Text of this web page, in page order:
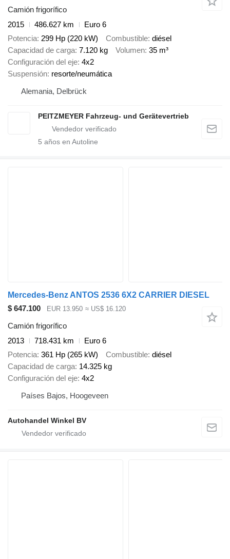
Camión frigorífico
2015
486.627 km
Euro 6
Potencia 299 Hp (220 kW) Combustible diésel
Capacidad de carga 7.120 kg Volumen 35 m³
Configuración del eje 4x2
Suspensión resorte/neumática
Alemania, Delbrück
PEITZMEYER Fahrzeug- und Gerätevertrieb
5 años en Autoline
Mercedes-Benz ANTOS 2536 6X2 CARRIER DIESEL
$ 647.100
EUR 13.950 ≈ US$ 16.120
Camión frigorífico
2013
718.431 km
Euro 6
Potencia 361 Hp (265 kW) Combustible diésel
Capacidad de carga 14.325 kg
Configuración del eje 4x2
Países Bajos, Hoogeveen
Autohandel Winkel BV